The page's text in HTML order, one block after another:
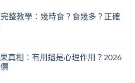
整教學：幾時食？食幾多？正確
真相：有用還是心理作用？2026